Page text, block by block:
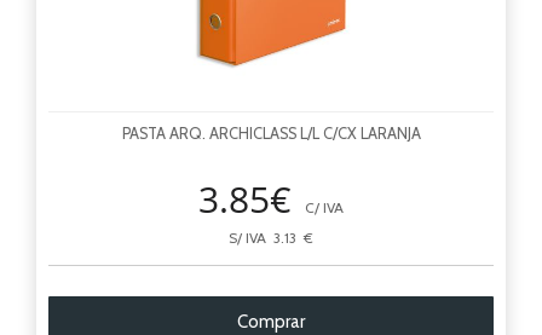
PASTA ARQ. ARCHICLASS L/L C/CX LARANJA
3.85€
C/ IVA
S/ IVA 3.13 €
Comprar